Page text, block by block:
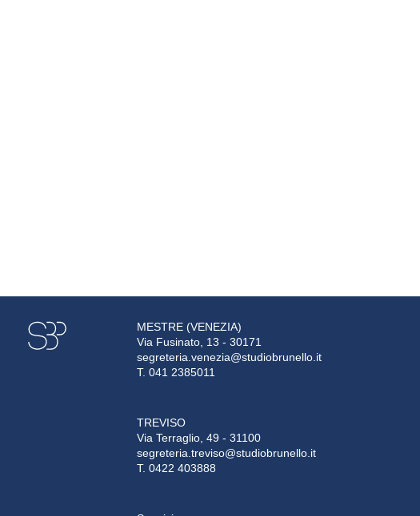
MESTRE (VENEZIA)
Via Fusinato, 13 - 30171
segreteria.venezia@studiobrunello.it
T. 041 2385011
TREVISO
Via Terraglio, 49 - 31100
segreteria.treviso@studiobrunello.it
T. 0422 403888